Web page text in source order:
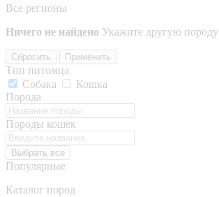
Все регионы
Ничего не найдено Укажите другую породу
Сбросить Применить
Тип питомца
Собака
Кошка
Порода
Породы кошек
Выбрать все
Популярные
Каталог пород